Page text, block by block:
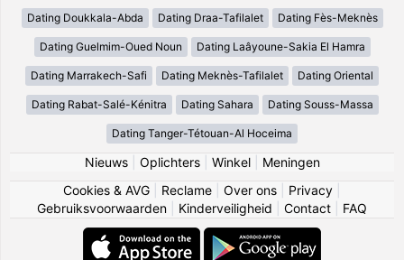
Dating Doukkala-Abda Dating Draa-Tafilalet Dating Fès-Meknès
Dating Guelmim-Oued Noun Dating Laâyoune-Sakia El Hamra
Dating Marrakech-Safi Dating Meknès-Tafilalet Dating Oriental
Dating Rabat-Salé-Kénitra Dating Sahara Dating Souss-Massa
Dating Tanger-Tétouan-Al Hoceima
Nieuws| Oplichters| Winkel| Meningen
Cookies & AVG
Reclame Over ons Privacy
Gebruiksvoorwaarden
Kinderveiligheid Contact FAQ